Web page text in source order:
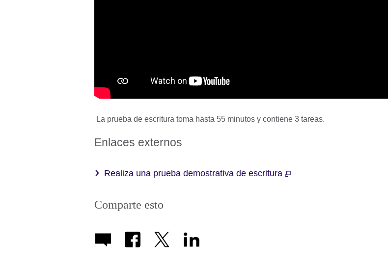
La prueba de escritura toma hasta 55 minutos y contiene 3 tareas.
Enlaces externos
Realiza una prueba demostrativa de escritura
Comparte esto